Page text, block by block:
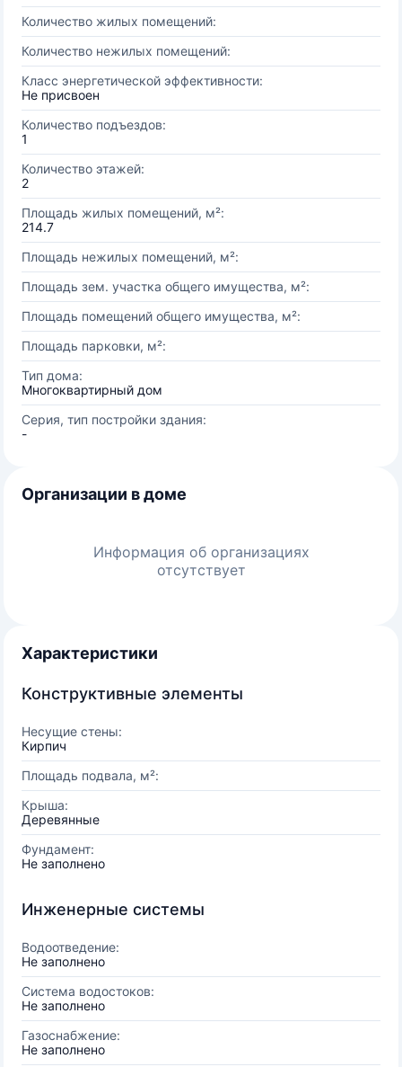
Количество жилых помещений:
Количество нежилых помещений:
Класс энергетической эффективности:
Не присвоен
Количество подъездов:
1
Количество этажей:
2
Площадь жилых помещений, м²:
214.7
Площадь нежилых помещений, м²:
Площадь зем. участка общего имущества, м²:
Площадь помещений общего имущества, м²:
Площадь парковки, м²:
Тип дома:
Многоквартирный дом
Серия, тип постройки здания:
-
Организации в доме
Информация об организациях
отсутствует
Характеристики
Конструктивные элементы
Несущие стены:
Кирпич
Площадь подвала, м²:
Крыша:
Деревянные
Фундамент:
Не заполнено
Инженерные системы
Водоотведение:
Не заполнено
Система водостоков:
Не заполнено
Газоснабжение:
Не заполнено